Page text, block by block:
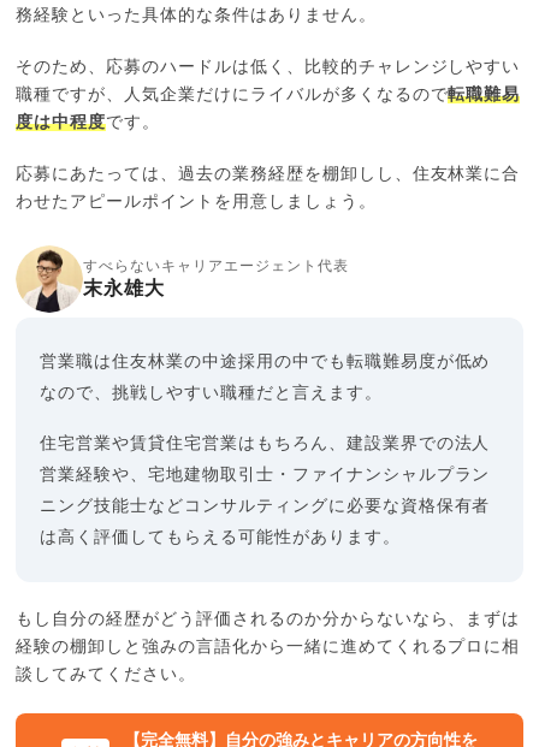
務経験といった具体的な条件はありません。
そのため、応募のハードルは低く、比較的チャレンジしやすい
職種ですが、人気企業だけにライバルが多くなるので転職難易
度は中程度です。
応募にあたっては、過去の業務経歴を棚卸しし、住友林業に合
わせたアピールポイントを用意しましょう。
すべらないキャリアエージェント代表
末永雄大
営業職は住友林業の中途採用の中でも転職難易度が低め
なので、挑戦しやすい職種だと言えます。
住宅営業や賃貸住宅営業はもちろん、建設業界での法人
営業経験や、宅地建物取引士・ファイナンシャルプラン
ニング技能士などコンサルティングに必要な資格保有者
は高く評価してもらえる可能性があります。
もし自分の経歴がどう評価されるのか分からないなら、まずは
経験の棚卸しと強みの言語化から一緒に進めてくれるプロに相
談してみてください。
【完全無料】自分の強みとキャリアの方向性を